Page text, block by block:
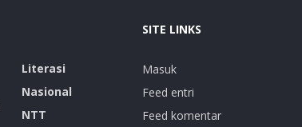
Literasi
Nasional
NTT
SITE LINKS
Masuk
Feed entri
Feed komentar